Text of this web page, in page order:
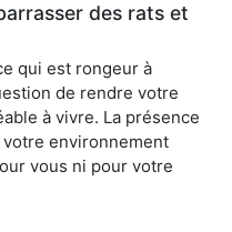
des rats et
qui est rongeur à
de rendre votre
à vivre. La présence
environnement
vous ni pour votre